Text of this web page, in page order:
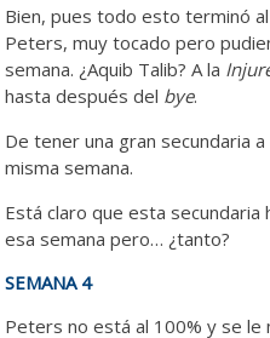
Bien, pues todo esto terminó
Peters, muy tocado pero
semana. ¿Aquib Talib? A la
hasta después del bye.
De tener una gran secundaria
misma semana.
Está claro que esta
esa semana pero… ¿tanto?
SEMANA 4
Peters no está al 100% y se